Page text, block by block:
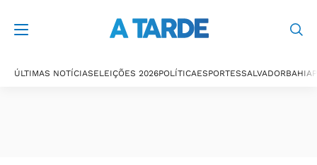
ÚLTIMAS NOTÍCIASELEIÇÕES 2026POLÍTICAESPORTESSALVADORBAHIA